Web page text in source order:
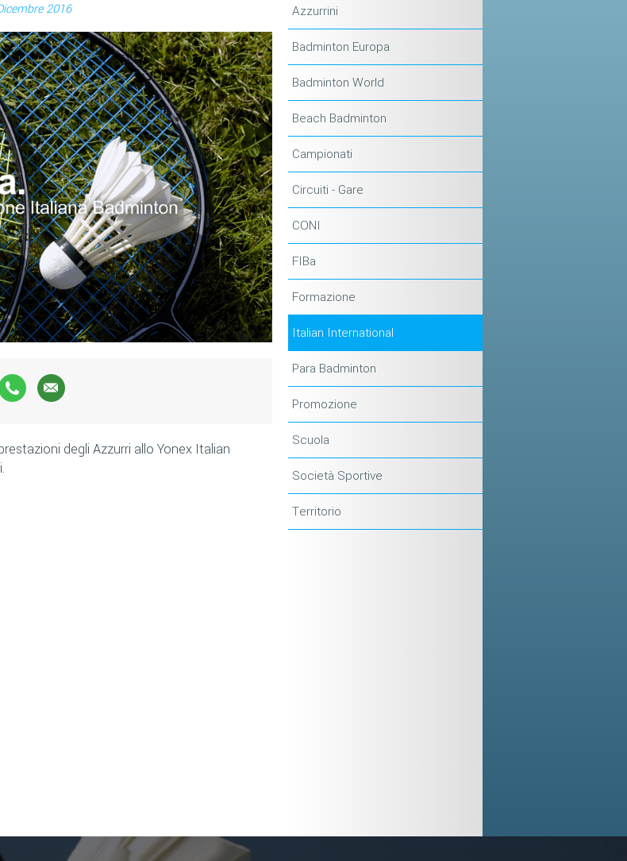
2016
degli Azzurri allo Yonex Italian
Azzurrini
Badminton Europa
Badminton World
Beach Badminton
Campionati
Circuiti - Gare
CONI
FIBa
Formazione
Italian International
Para Badminton
Promozione
Scuola
Società Sportive
Territorio